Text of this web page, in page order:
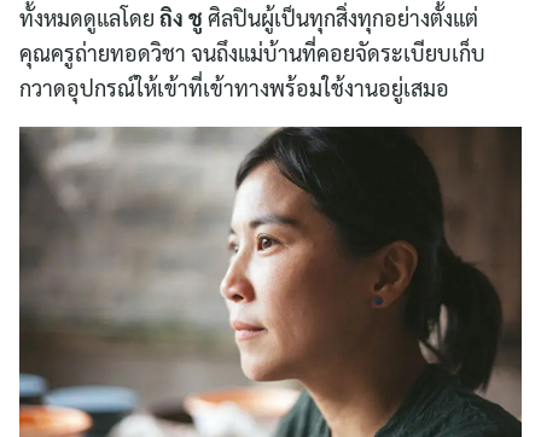
ทั้งหมดดูแลโดย ถิง ชู ศิลปินผู้เป็นทุกสิ่งทุกอย่างตั้งแต่
คุณครูถ่ายทอดวิชา จนถึงแม่บ้านที่คอยจัดระเบียบเก็บ
กวาดอุปกรณ์ให้เข้าที่เข้าทางพร้อมใช้งานอยู่เสมอ